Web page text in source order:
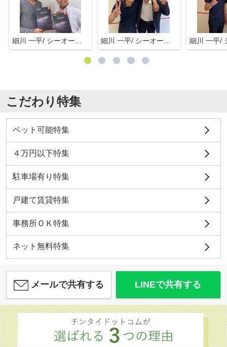
こだわり特集
ペット可能特集
４万円以下特集
駐車場有り特集
戸建て賃貸特集
事務所ＯＫ特集
ネット無料特集
メールで共有する LINEで共有する